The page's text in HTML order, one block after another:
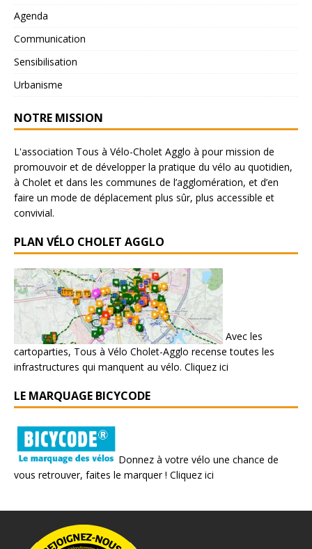
Agenda
Communication
Sensibilisation
Urbanisme
NOTRE MISSION
L'association Tous à Vélo-Cholet Agglo à pour mission de
promouvoir et de développer la pratique du vélo au quotidien,
à Cholet et dans les communes de l’agglomération, et d’en
faire un mode de déplacement plus sûr, plus accessible et
convivial.
PLAN VÉLO CHOLET AGGLO
Avec les
cartoparties, Tous à Vélo Cholet-Agglo recense toutes les
infrastructures qui manquent au vélo. Cliquez ici
LE MARQUAGE BICYCODE
Donnez à votre vélo une chance de
vous retrouver, faites le marquer ! Cliquez ici